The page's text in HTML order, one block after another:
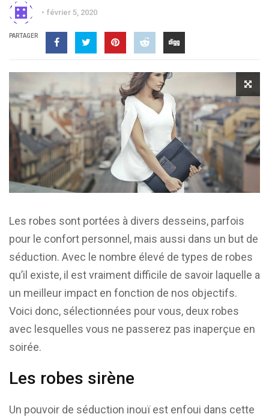
février 5, 2020
PARTAGER
Les robes sont portées à divers desseins, parfois
pour le confort personnel, mais aussi dans un but de
séduction. Avec le nombre élevé de types de robes
qu’il existe, il est vraiment difficile de savoir laquelle a
un meilleur impact en fonction de nos objectifs.
Voici donc, sélectionnées pour vous, deux robes
avec lesquelles vous ne passerez pas inaperçue en
soirée.
Les robes sirène
Un pouvoir de séduction inouï est enfoui dans cette